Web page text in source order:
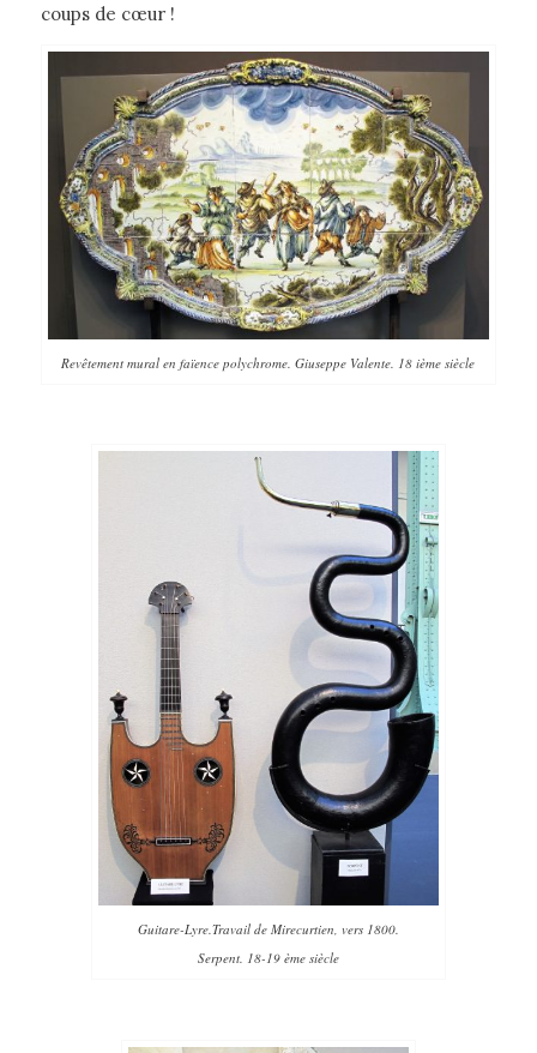
coups de cœur !
Revêtement mural en faïence polychrome. Giuseppe Valente. 18 ième siècle
Guitare-Lyre.Travail de Mirecurtien, vers 1800.
Serpent. 18-19 ème siècle